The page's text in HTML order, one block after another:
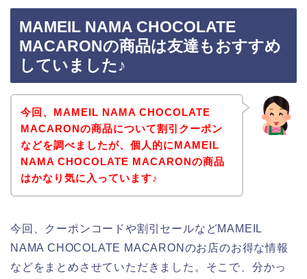
MAMEIL NAMA CHOCOLATE
MACARONの商品は友達もおすすめ
していました♪
今回、MAMEIL NAMA CHOCOLATE
MACARONの商品について割引クーポン
などを調べましたが、個人的にMAMEIL
NAMA CHOCOLATE MACARONの商品
はかなり気に入っています♪
今回、クーポンコードや割引セールなどMAMEIL
NAMA CHOCOLATE MACARONのお店のお得な情報
などをまとめさせていただきました。そこで、分かっ